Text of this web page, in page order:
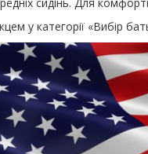
у категорії «Вибір